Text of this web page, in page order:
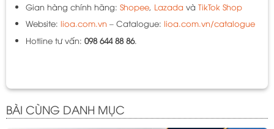
Gian hàng chính hãng: Shopee, Lazada và TikTok Shop
Website: lioa.com.vn – Catalogue: lioa.com.vn/catalogue
Hotline tư vấn: 098 644 88 86.
BÀI CÙNG DANH MỤC